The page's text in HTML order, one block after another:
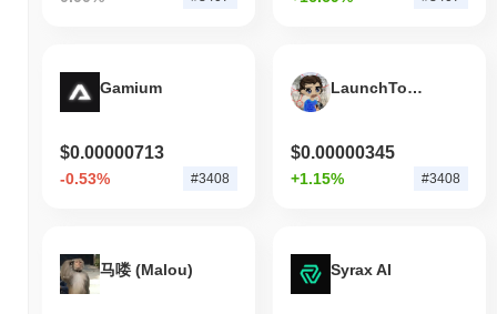
Qual è lo storico della fascia di prezzo di H2O
Dao?
Massimo Storico (ATH):
Qual è l'attuale capitalizzazione di mercato di H2O
Dao?
Gamium
$0.00000713
-0.53% #3408
LaunchTokenBot
$0.00000345
+1.15% #3408
马喽 (Malou) Syrax AI